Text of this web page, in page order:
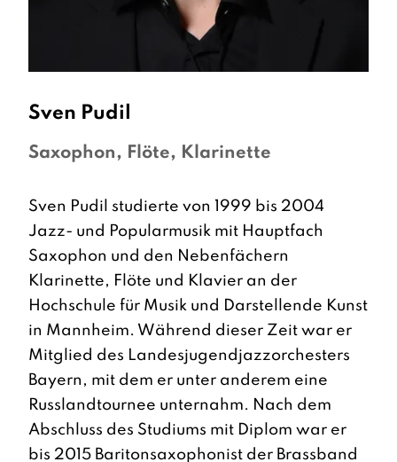
Sven Pudil
Saxophon, Flöte, Klarinette
Sven Pudil studierte von 1999 bis 2004
Jazz- und Popularmusik mit Hauptfach
Saxophon und den Nebenfächern
Klarinette, Flöte und Klavier an der
Hochschule für Musik und Darstellende Kunst
in Mannheim. Während dieser Zeit war er
Mitglied des Landesjugendjazzorchesters
Bayern, mit dem er unter anderem eine
Russlandtournee unternahm. Nach dem
Abschluss des Studiums mit Diplom war er
bis 2015 Baritonsaxophonist der Brassband